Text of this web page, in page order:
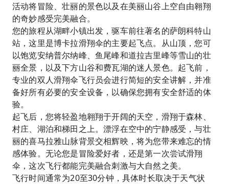
活动将冒险、壮丽的景色以及在美丽山谷上空自由翱翔
的奇妙感受完美融合。
您的旅程从湖畔小镇出发，驱车前往著名的萨朗科特山
站，这里是博卡拉滑翔伞的主要起飞点。从山顶，您可
以饱览安纳普尔纳峰、鱼尾峰和道拉吉里峰等雪山的壮
丽全景，以及下方山谷和费瓦湖的迷人景色。起飞前，
专业的双人滑翔伞飞行员会进行简短的安全讲解，并准
备好所有必要的安全设备，以确保您拥有安全舒适的体
验。
起飞后，您将轻盈地翱翔于开阔的天空，滑翔于森林、
村庄、湖泊和梯田之上。漂浮在空中的宁静感受，与壮
丽的喜马拉雅山脉背景交相辉映，将为您带来难忘的情
感体验。无论您是冒险爱好者，还是第一次尝试滑翔
伞，这次飞行都能完美融合刺激与大自然之美。
飞行时间通常为20至30分钟，具体时长取决于天气状